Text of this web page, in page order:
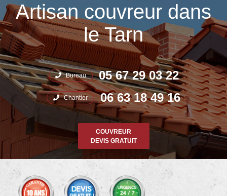
Artisan couvreur dans
le Tarn
Bureau 05 67 29 03 22
Chantier 06 63 18 49 16
COUVREUR
DEVIS GRATUIT